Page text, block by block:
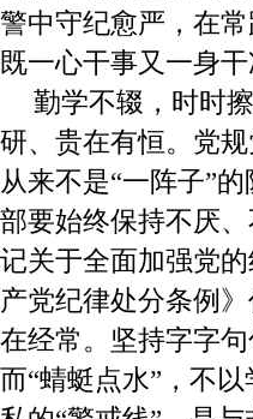
警中守纪愈严，在
既一心干事又一身干
勤学不辍，时时
研、贵在有恒。党
从来不是“一阵子”
部要始终保持不厌
记关于全面加强党
产党纪律处分条例
在经常。坚持字字
而“蜻蜓点水”，不